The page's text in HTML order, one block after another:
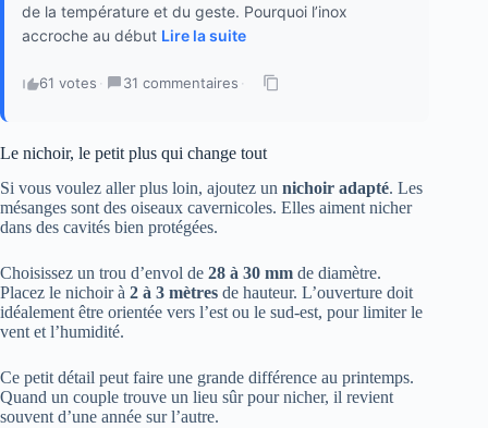
de la température et du geste. Pourquoi l’inox
accroche au début Lire la suite
61 votes · 31 commentaires ·
Le nichoir, le petit plus qui change tout
Si vous voulez aller plus loin, ajoutez un nichoir adapté. Les
mésanges sont des oiseaux cavernicoles. Elles aiment nicher
dans des cavités bien protégées.
Choisissez un trou d’envol de 28 à 30 mm de diamètre.
Placez le nichoir à 2 à 3 mètres de hauteur. L’ouverture doit
idéalement être orientée vers l’est ou le sud-est, pour limiter le
vent et l’humidité.
Ce petit détail peut faire une grande différence au printemps.
Quand un couple trouve un lieu sûr pour nicher, il revient
souvent d’une année sur l’autre.